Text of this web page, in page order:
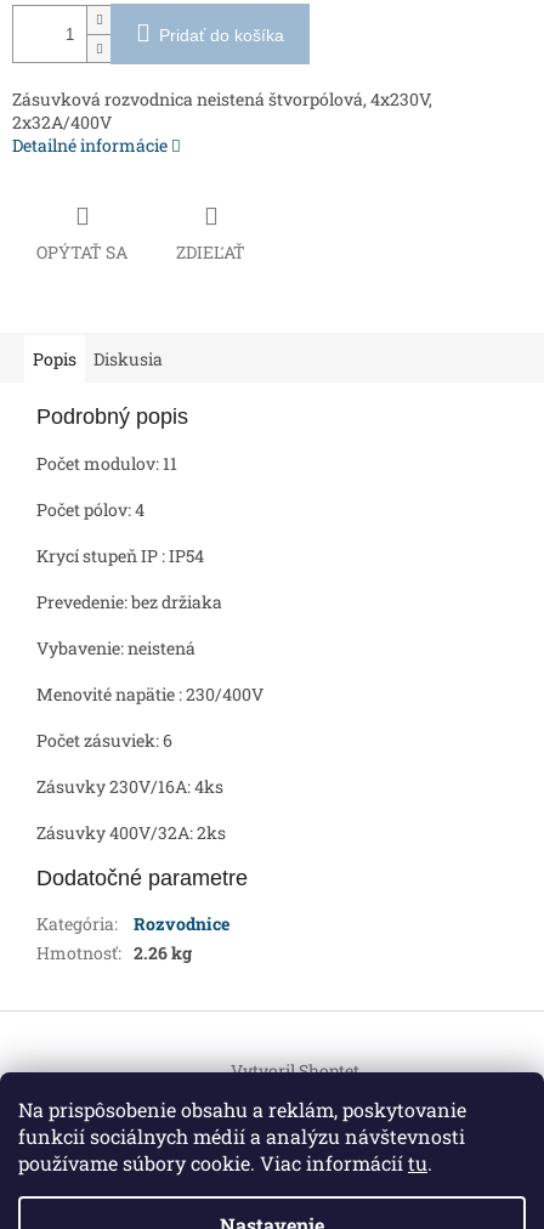
Na prispôsobenie obsahu a reklám, poskytovanie
funkcií sociálnych médií a analýzu návštevnosti
používame súbory cookie. Viac informáciítu.
Pridať do košíka
Zásuvková rozvodnica neistená štvorpólová, 4x230V,
2x32A/400V
Detailné informácie
OPÝTAŤ SA ZDIEĽAŤ
Popis Diskusia
Podrobný popis
Počet modulov: 11
Počet pólov: 4
Krycí stupeň IP : IP54
Prevedenie: bez držiaka
Vybavenie: neistená
Menovité napätie : 230/400V
Počet zásuviek: 6
Zásuvky 230V/16A: 4ks
Zásuvky 400V/32A: 2ks
Dodatočné parametre
Kategória:
Rozvodnice
Hmotnosť: 2.26 kg
p
Vytvoril Shoptet
Copyright 2026HEMI Elektro. Všetky práva vyhradené.
Upraviť nastavenie cookies